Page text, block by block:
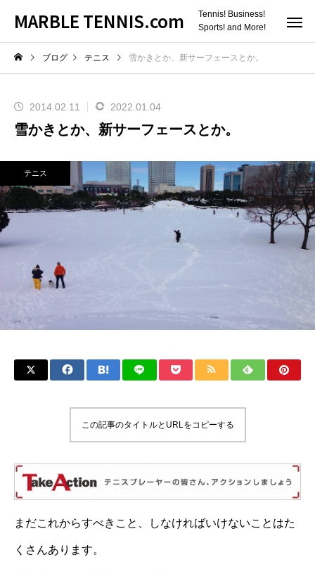
MARBLE TENNIS.com
Tennis! Business!
Sports! and More!
ブログ テニス 雪かきとか、新サーフェースとか。
2014.02.11 2022.01.04
雪かきとか、新サーフェースとか。
テニス
この記事のタイトルとURLをコピーする
まだこれからすべきこと、しなければいけないことはた
くさんあります。